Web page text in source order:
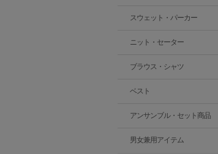
スウェット・パーカー
ニット・セーター
ブラウス・シャツ
ベスト
アンサンブル・セット商品
男女兼用アイテム